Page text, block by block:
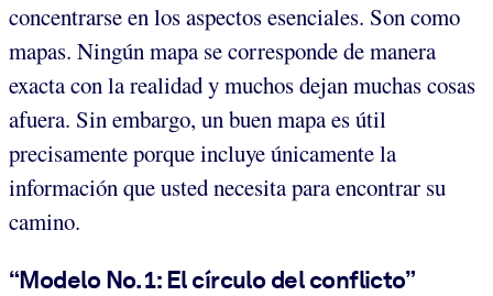
concentrarse en los aspectos esenciales. Son como
mapas. Ningún mapa se corresponde de manera
exacta con la realidad y muchos dejan muchas cosas
afuera. Sin embargo, un buen mapa es útil
precisamente porque incluye únicamente la
información que usted necesita para encontrar su
camino.
“Modelo No. 1: El círculo del conflicto”